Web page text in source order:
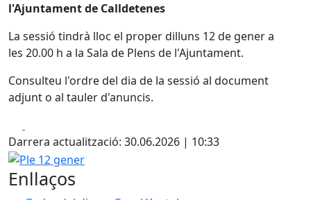
l'Ajuntament de Calldetenes
La sessió tindrà lloc el proper dilluns 12 de gener a
les 20.00 h a la Sala de Plens de l'Ajuntament.
Consulteu l'ordre del dia de la sessió al document
adjunt o al tauler d'anuncis.
Darrera actualització: 30.06.2026 | 10:33
Ple 12 gener
Enllaços